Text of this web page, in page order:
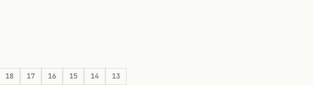
18 17 16 15 14
13